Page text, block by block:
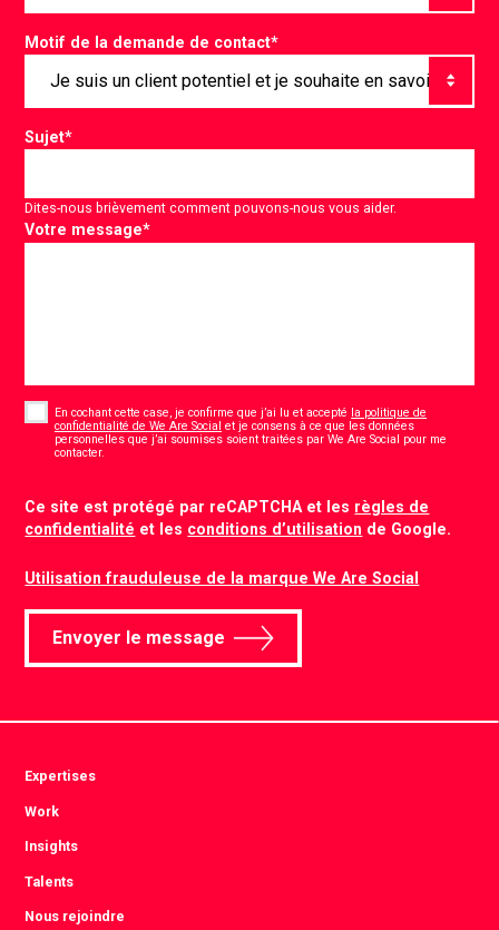
Motif de la demande de contact*
Sujet*
Dites-nous brièvement comment pouvons-nous vous aider.
Votre message*
En cochant cette case, je confirme que j’ai lu et accepté la politique de
confidentialité de We Are Social et je consens à ce que les données
personnelles que j’ai soumises soient traitées par We Are Social pour me
contacter.
Ce site est protégé par reCAPTCHA et les règles de
confidentialité et les conditions d’utilisation de Google.
Utilisation frauduleuse de la marque We Are Social
Envoyer le message
Expertises
Work
Insights
Talents
Nous rejoindre